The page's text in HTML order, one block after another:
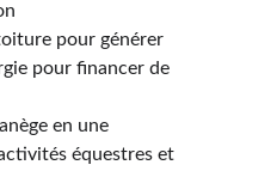
pour générer
pour financer de
en une
équestres et